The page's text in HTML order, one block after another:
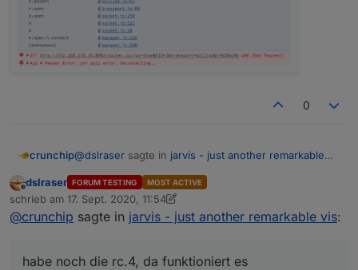
0
crunchip@dslraser sagte in jarvis - just another remarkable
mal die rc.5
Offline
dslraser FORUM TESTING MOST ACTIVE
schrieb am 17. Sept. 2020, 11:54
zuletzt editiert von dslraser
@crunchip sagte in jarvis - just another remarkable vis:
habe noch die rc.4, da funktioniert es